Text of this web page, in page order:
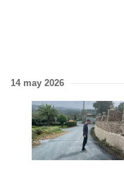
14 may 2026